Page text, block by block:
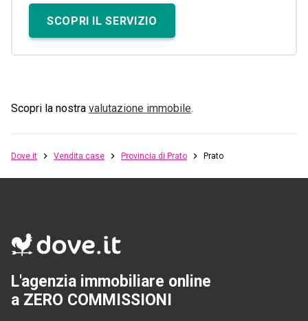
SCOPRI IL SERVIZIO
Scopri la nostra valutazione immobile.
Dove.it Vendita case Provincia di Prato Prato
L'agenzia immobiliare online
a ZERO COMMISSIONI